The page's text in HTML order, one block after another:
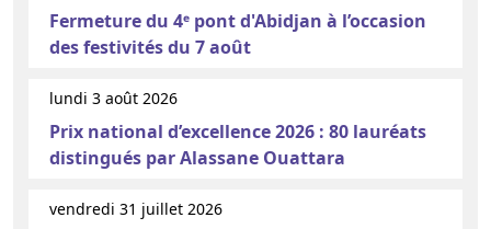
Fermeture du 4ᵉ pont d'Abidjan à l’occasion
des festivités du 7 août
lundi 3 août 2026
Prix national d’excellence 2026 : 80 lauréats
distingués par Alassane Ouattara
vendredi 31 juillet 2026